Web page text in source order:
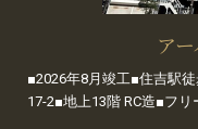
ア
■2026年8月竣工■住吉駅
17-2■地上13階 RC造■フリ